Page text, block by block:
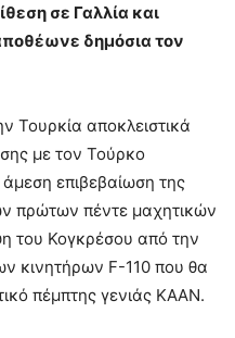
σε Γαλλία και
δημόσια τον
Τουρκία αποκλειστικά
με τον Τούρκο
επιβεβαίωση της
πρώτων πέντε μαχητικών
του Κογκρέσου από την
κινητήρων F-110 που θα
πέμπτης γενιάς KAAN.